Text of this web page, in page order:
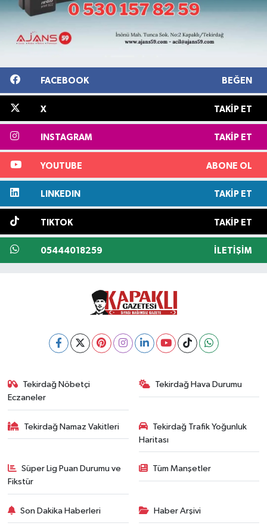
FACEBOOK BEĞEN
X TAKIP ET
INSTAGRAM TAKIP ET
YOUTUBE ABONE OL
LINKEDIN TAKIP ET
TIKTOK TAKIP ET
05444018259 İLETIŞIM
Tekirdağ Nöbetçi
Eczaneler
Tekirdağ Hava Durumu
Tekirdağ Namaz Vakitleri
Tekirdağ Trafik Yoğunluk
Haritası
Süper Lig Puan Durumu ve
Fikstür
Tüm Manşetler
Son Dakika Haberleri Haber Arşivi